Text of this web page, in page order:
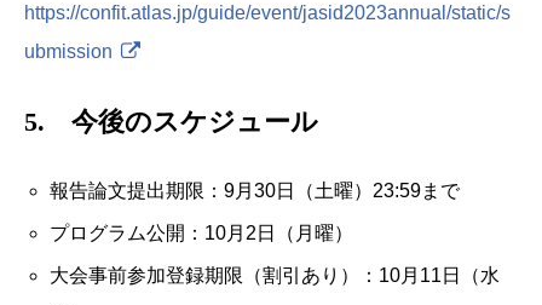
https://confit.atlas.jp/guide/event/jasid2023annual/static/s
ubmission
5. 今後のスケジュール
報告論文提出期限：9月30日（土曜）23:59まで
プログラム公開：10月2日（月曜）
大会事前参加登録期限（割引あり）：10月11日（水